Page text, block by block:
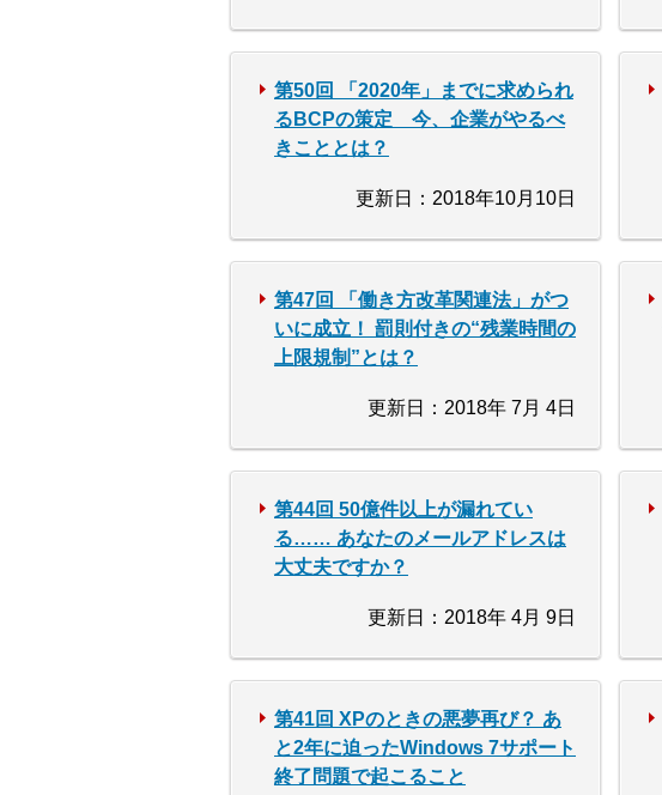
第50回 「2020年」までに求められ
るBCPの策定 今、企業がやるべ
きこととは？
更新日：2018年10月10日
第47回 「働き方改革関連法」がつ
いに成立！ 罰則付きの“残業時間の
上限規制”とは？
更新日：2018年 7月 4日
第44回 50億件以上が漏れてい
る…… あなたのメールアドレスは
大丈夫ですか？
更新日：2018年 4月 9日
第41回 XPのときの悪夢再び？ あ
と2年に迫ったWindows 7サポート
終了問題で起こること